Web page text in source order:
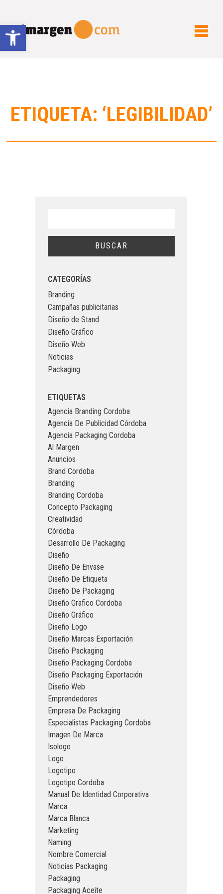
Abrir barra de herramientas
ETIQUETA: ‘LEGIBILIDAD’
CATEGORÍAS
Branding
Campañas publicitarias
Diseño de Stand
Diseño Gráfico
Diseño Web
Noticias
Packaging
ETIQUETAS
Agencia Branding Cordoba
Agencia De Publicidad Córdoba
Agencia Packaging Cordoba
Al Margen
Anuncios
Brand Cordoba
Branding
Branding Cordoba
Concepto Packaging
Creatividad
Córdoba
Desarrollo De Packaging
Diseño
Diseño De Envase
Diseño De Etiqueta
Diseño De Packaging
Diseño Grafico Cordoba
Diseño Gráfico
Diseño Logo
Diseño Marcas Exportación
Diseño Packaging
Diseño Packaging Cordoba
Diseño Packaging Exportación
Diseño Web
Emprendedores
Empresa De Packaging
Especialistas Packaging Cordoba
Imagen De Marca
Isologo
Logo
Logotipo
Logotipo Cordoba
Manual De Identidad Corporativa
Marca
Marca Blanca
Marketing
Naming
Nombre Comercial
Noticias Packaging
Packaging
Packaging Aceite